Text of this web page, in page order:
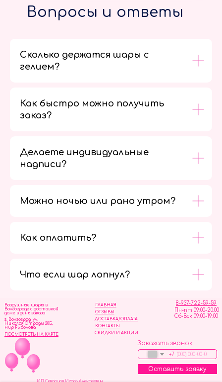
Вопросы и ответы
Сколько держатся шары с
гелием?
Как быстро можно получить
заказ?
Делаете индивидуальные
надписи?
Можно ночью или рано утром?
Как оплатить?
Что если шар лопнул?
ОТЗЫВЫ
ГЛАВНАЯ
ДОСТАВКА/ОПЛАТА
СКИДКИ И АКЦИИ
КОНТАКТЫ
8-937-722-59-59
Пн-пт 09:00-20:00
Сб-Вск 09:00-19:00
Воздушные шары в
Волгограде с доставкой
даже в день заказа
Заказать звонок
+7
Оставить заявку
г. Волгоград, ул.
Николая Отрады 20Б,
мир Рыболова
ПОСМОТРЕТЬ НА КАРТЕ